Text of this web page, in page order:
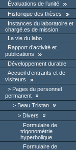
Évaluations de l’unité
Historique des thèses
Instances du laboratoire et
chargé.es de mission
La vie du labo
Rapport d’activité et
publications
Développement durable
Accueil d’entrants et de
visiteurs
Pages du personnel
permanent
Beau Tristan
Divers
Formulaire de
trigonométrie
hyperbolique
Formulaire de